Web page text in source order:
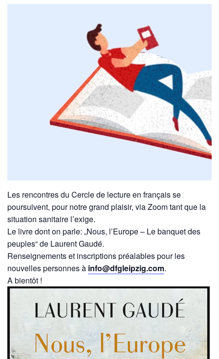
Les rencontres du Cercle de lecture en français se
poursuivent, pour notre grand plaisir, via Zoom tant que la
situation sanitaire l’exige.
Le livre dont on parle: „Nous, l’Europe – Le banquet des
peuples“ de Laurent Gaudé.
Renseignements et inscriptions préalables pour les
nouvelles personnes à info@dfgleipzig.com.
A bientôt !